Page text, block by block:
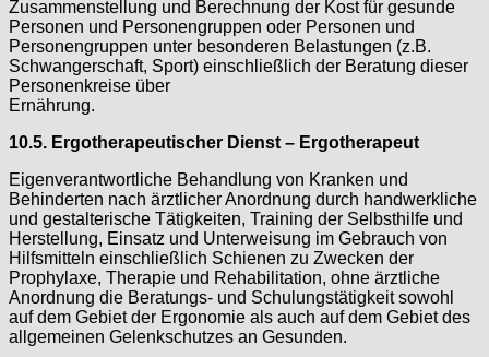
Zusammenstellung und Berechnung der Kost für gesunde
Personen und Personengruppen oder Personen und
Personengruppen unter besonderen Belastungen (z.B.
Schwangerschaft, Sport) einschließlich der Beratung dieser
Personenkreise über
Ernährung.
10.5. Ergotherapeutischer Dienst – Ergotherapeut
Eigenverantwortliche Behandlung von Kranken und
Behinderten nach ärztlicher Anordnung durch handwerkliche
und gestalterische Tätigkeiten, Training der Selbsthilfe und
Herstellung, Einsatz und Unterweisung im Gebrauch von
Hilfsmitteln einschließlich Schienen zu Zwecken der
Prophylaxe, Therapie und Rehabilitation, ohne ärztliche
Anordnung die Beratungs- und Schulungstätigkeit sowohl
auf dem Gebiet der Ergonomie als auch auf dem Gebiet des
allgemeinen Gelenkschutzes an Gesunden.